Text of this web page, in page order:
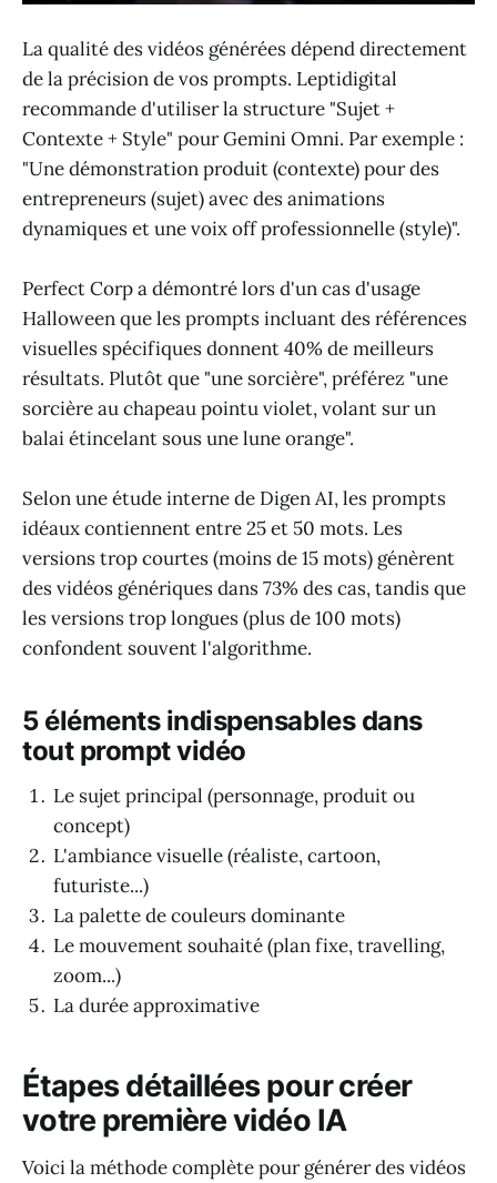
La qualité des vidéos générées dépend directement
de la précision de vos prompts. Leptidigital
recommande d'utiliser la structure "Sujet +
Contexte + Style" pour Gemini Omni. Par exemple :
"Une démonstration produit (contexte) pour des
entrepreneurs (sujet) avec des animations
dynamiques et une voix off professionnelle (style)".
Perfect Corp a démontré lors d'un cas d'usage
Halloween que les prompts incluant des références
visuelles spécifiques donnent 40% de meilleurs
résultats. Plutôt que "une sorcière", préférez "une
sorcière au chapeau pointu violet, volant sur un
balai étincelant sous une lune orange".
Selon une étude interne de Digen AI, les prompts
idéaux contiennent entre 25 et 50 mots. Les
versions trop courtes (moins de 15 mots) génèrent
des vidéos génériques dans 73% des cas, tandis que
les versions trop longues (plus de 100 mots)
confondent souvent l'algorithme.
5 éléments indispensables dans
tout prompt vidéo
Le sujet principal (personnage, produit ou
concept)
L'ambiance visuelle (réaliste, cartoon,
futuriste...)
La palette de couleurs dominante
Le mouvement souhaité (plan fixe, travelling,
zoom...)
La durée approximative
Étapes détaillées pour créer
votre première vidéo IA
Voici la méthode complète pour générer des vidéos